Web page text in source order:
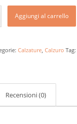
Aggiungi al carrello
Calzature, Calzuro Tag:
Recensioni (0)